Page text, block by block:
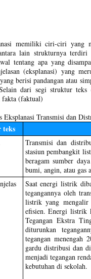
memiliki ciri-ciri yang
lain strukturnya
tentang apa yang
(eksplanasi) yang
berisi pandangan atau
dari segi struktur
fakta (faktual)
Eksplanasi Transmisi dan
Transmisi dan
stasiun pembangkit
beragam sumber
bumi, angin, atau gas
Saat energi listrik
tegangannya oleh
listrik yang
efisien. Energi listrik
Tegangan Ekstra
diturunkan
tegangan
gardu distribusi dan
menjadi tegangan
kebutuhan di sekolah.